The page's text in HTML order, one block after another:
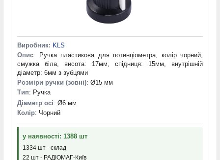
Виробник: KLS
Опис: Ручка пластикова для потенціометра, колір чорний,
смужка біла, висота: 17мм, спідниця: 15мм, внутрішній
діаметр: 6мм з зубцями
Розміри ручки (зовні): Ø15 мм
Тип: Ручка
Діаметр осі: Ø6 мм
Колір: Чорний
у наявності: 1388 шт
1334 шт - склад
22 шт - РАДІОМАГ-Київ